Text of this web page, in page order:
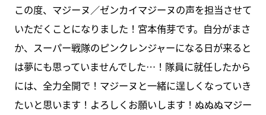
この度、マジーヌ／ゼンカイマジーヌの声を担当させて
いただくことになりました！宮本侑芽です。自分がまさ
か、スーパー戦隊のピンクレンジャーになる日が来ると
は夢にも思っていませんでした…！隊員に就任したから
には、全力全開で！マジーヌと一緒に逞しくなっていき
たいと思います！よろしくお願いします！ぬぬぬマジー